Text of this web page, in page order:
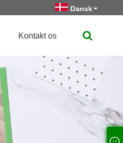
Dansk
Kontakt os